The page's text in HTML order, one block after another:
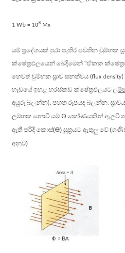
1 Wb = 108 Mx
යම් ප්‍රදේශයක් පුරා පැතිර පවතින චුම්භක
ක්ෂේත්‍රඵලයෙන් බෙදීමෙන් "ඒකක
හෙවත් චුම්භක ස්‍රාව ඝනත්වය (flux density)
හැඩයේ ඉහළ හරස්කඩ ක්ෂේත්‍රඵලයට
අයුරු බලන්න). පහත රූපයද බලන්න. ස්‍රාවය
ලම්භක නොවී යම් ϴ කෝණයකින් ඇලවී
ඇති පරිදි කොස්(ϴ) සූත්‍රයට ඇතුලු වේ (
අනුව)